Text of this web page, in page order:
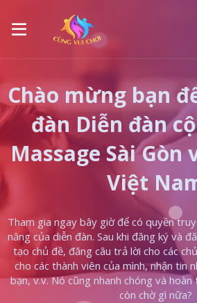
Chào mừng bạn
đàn Diễn đàn
Massage Sài Gòn
Việt
Tham gia ngay bây giờ để có quyền
năng của diễn đàn. Sau khi đăng ký và
tạo chủ đề, đăng câu trả lời cho các
cho các thành viên của mình, nhận tin
bạn, v.v. Nó cũng nhanh chóng và
còn chờ gì nữa?